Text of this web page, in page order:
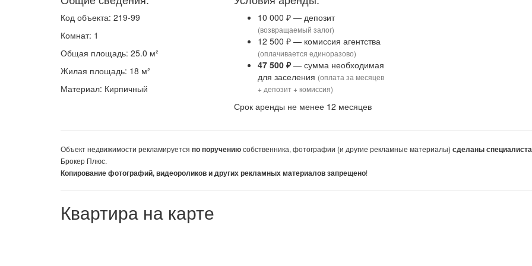
Код объекта: 219-99
Комнат: 1
Общая площадь: 25.0 м²
Жилая площадь: 18 м²
Материал: Кирпичный
10 000 ₽ — депозит
(возвращаемый залог)
12 500 ₽ — комиссия агентства
(оплачивается единоразово)
47 500 ₽— сумма необходимая
для заселения (оплата за месяцев
+ депозит + комиссия)
Срок аренды не менее 12 месяцев
Объект недвижимости рекламируется по поручениюсобственника, фотографии (и другие рекламные материалы) сделаны
Брокер Плюс.
Копирование фотографий, видеороликов и других рекламных материалов запрещено!
Квартира на карте